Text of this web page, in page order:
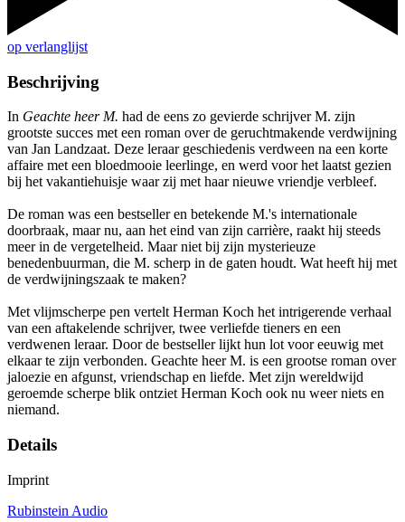
op verlanglijst
Beschrijving
In Geachte heer M. had de eens zo gevierde schrijver M. zijn
grootste succes met een roman over de geruchtmakende verdwijning
van Jan Landzaat. Deze leraar geschiedenis verdween na een korte
affaire met een bloedmooie leerlinge, en werd voor het laatst gezien
bij het vakantiehuisje waar zij met haar nieuwe vriendje verbleef.
De roman was een bestseller en betekende M.'s internationale
doorbraak, maar nu, aan het eind van zijn carrière, raakt hij steeds
meer in de vergetelheid. Maar niet bij zijn mysterieuze
benedenbuurman, die M. scherp in de gaten houdt. Wat heeft hij met
de verdwijningszaak te maken?
Met vlijmscherpe pen vertelt Herman Koch het intrigerende verhaal
van een aftakelende schrijver, twee verliefde tieners en een
verdwenen leraar. Door de bestseller lijkt hun lot voor eeuwig met
elkaar te zijn verbonden. Geachte heer M. is een grootse roman over
jaloezie en afgunst, vriendschap en liefde. Met zijn wereldwijd
geroemde scherpe blik ontziet Herman Koch ook nu weer niets en
niemand.
Details
Imprint
Rubinstein Audio